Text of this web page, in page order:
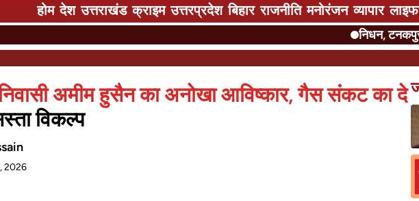
होम देश उत्तराखंड क्राइम उत्तरप्रदेश बिहार राजनीति मनोरंजन व्यापार
निधन, टनकपुर में शोक की
निवासी अमीम हुसैन का अनोखा आविष्कार, गैस संकट का दे
विकल्प
2026